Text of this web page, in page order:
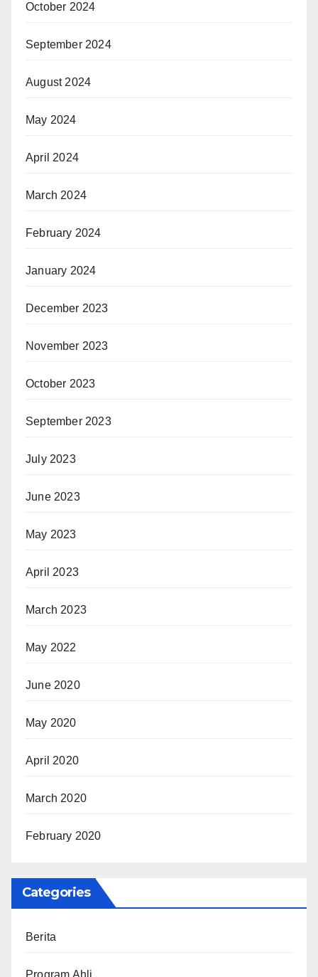
October 2024
September 2024
August 2024
May 2024
April 2024
March 2024
February 2024
January 2024
December 2023
November 2023
October 2023
September 2023
July 2023
June 2023
May 2023
April 2023
March 2023
May 2022
June 2020
May 2020
April 2020
March 2020
February 2020
Categories
Berita